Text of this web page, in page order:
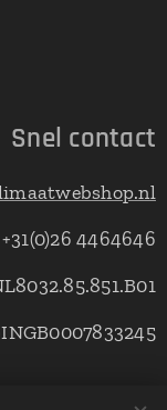
Snel contact
4464646